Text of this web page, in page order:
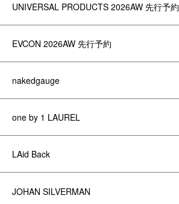
UNIVERSAL PRODUCTS 2026AW 先行予約
EVCON 2026AW 先行予約
nakedgauge
one by 1 LAUREL
LAid Back
JOHAN SILVERMAN